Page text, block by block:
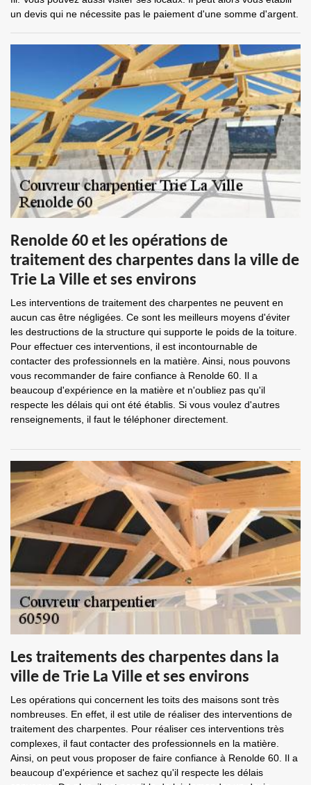
un devis qui ne nécessite pas le paiement d'une somme d'argent.
Renolde 60 et les opérations de
traitement des charpentes dans la ville de
Trie La Ville et ses environs
Les interventions de traitement des charpentes ne peuvent en
aucun cas être négligées. Ce sont les meilleurs moyens d'éviter
les destructions de la structure qui supporte le poids de la toiture.
Pour effectuer ces interventions, il est incontournable de
contacter des professionnels en la matière. Ainsi, nous pouvons
vous recommander de faire confiance à Renolde 60. Il a
beaucoup d'expérience en la matière et n'oubliez pas qu'il
respecte les délais qui ont été établis. Si vous voulez d'autres
renseignements, il faut le téléphoner directement.
Les traitements des charpentes dans la
ville de Trie La Ville et ses environs
Les opérations qui concernent les toits des maisons sont très
nombreuses. En effet, il est utile de réaliser des interventions de
traitement des charpentes. Pour réaliser ces interventions très
complexes, il faut contacter des professionnels en la matière.
Ainsi, on peut vous proposer de faire confiance à Renolde 60. Il a
beaucoup d'expérience et sachez qu'il respecte les délais